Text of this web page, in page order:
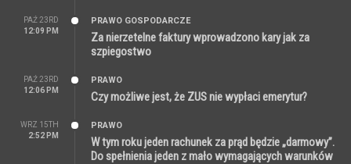
PAŹ 23RD
12:09 PM
PRAWO GOSPODARCZE
Za nierzetelne faktury wprowadzono kary jak za
szpiegostwo
PAŹ 23RD
12:06 PM
PRAWO
Czy możliwe jest, że ZUS nie wypłaci emerytur?
WRZ 15TH
2:52 PM
PRAWO
W tym roku jeden rachunek za prąd będzie „darmowy”.
Do spełnienia jeden z mało wymagających warunków